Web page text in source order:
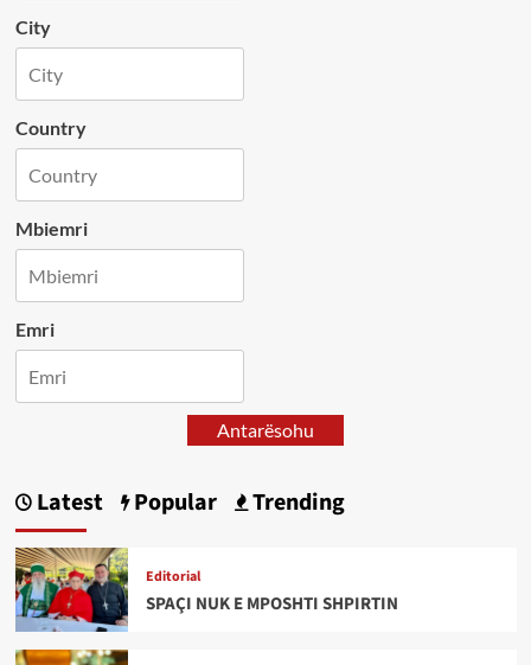
City
Country
Mbiemri
Emri
Antarësohu
Latest Popular Trending
Editorial
SPAÇI NUK E MPOSHTI SHPIRTIN